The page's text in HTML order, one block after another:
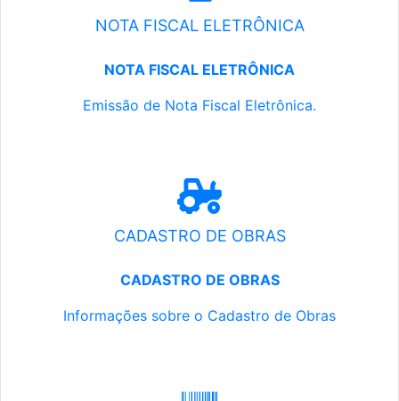
NOTA FISCAL ELETRÔNICA
NOTA FISCAL ELETRÔNICA
Emissão de Nota Fiscal Eletrônica.
CADASTRO DE OBRAS
CADASTRO DE OBRAS
Informações sobre o Cadastro de Obras